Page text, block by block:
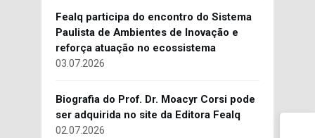
Fealq participa do encontro do Sistema
Paulista de Ambientes de Inovação e
reforça atuação no ecossistema
03.07.2026
Biografia do Prof. Dr. Moacyr Corsi pode
ser adquirida no site da Editora Fealq
02.07.2026